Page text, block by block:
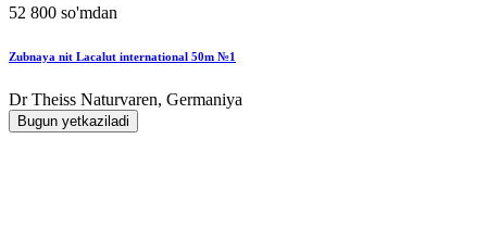
52 800 so'mdan
Zubnaya nit Lacalut international 50m №1
Dr Theiss Naturvaren, Germaniya
Bugun yetkaziladi